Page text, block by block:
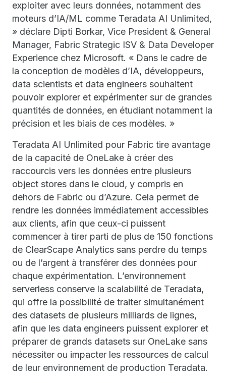
exploiter avec leurs données, notamment des
moteurs d’IA/ML comme Teradata AI Unlimited,
» déclare Dipti Borkar, Vice President & General
Manager, Fabric Strategic ISV & Data Developer
Experience chez Microsoft. « Dans le cadre de
la conception de modèles d’IA, développeurs,
data scientists et data engineers souhaitent
pouvoir explorer et expérimenter sur de grandes
quantités de données, en étudiant notamment la
précision et les biais de ces modèles. »
Teradata AI Unlimited pour Fabric tire avantage
de la capacité de OneLake à créer des
raccourcis vers les données entre plusieurs
object stores dans le cloud, y compris en
dehors de Fabric ou d’Azure. Cela permet de
rendre les données immédiatement accessibles
aux clients, afin que ceux-ci puissent
commencer à tirer parti de plus de 150 fonctions
de ClearScape Analytics sans perdre du temps
ou de l’argent à transférer des données pour
chaque expérimentation. L’environnement
serverless conserve la scalabilité de Teradata,
qui offre la possibilité de traiter simultanément
des datasets de plusieurs milliards de lignes,
afin que les data engineers puissent explorer et
préparer de grands datasets sur OneLake sans
nécessiter ou impacter les ressources de calcul
de leur environnement de production Teradata.